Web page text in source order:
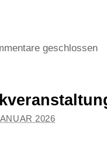
geschlossen
2026